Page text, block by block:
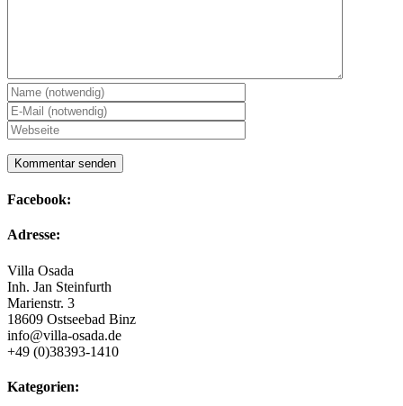
Facebook:
Adresse:
Villa Osada
Inh. Jan Steinfurth
Marienstr. 3
18609 Ostseebad Binz
info@villa-osada.de
+49 (0)38393-1410
Kategorien: